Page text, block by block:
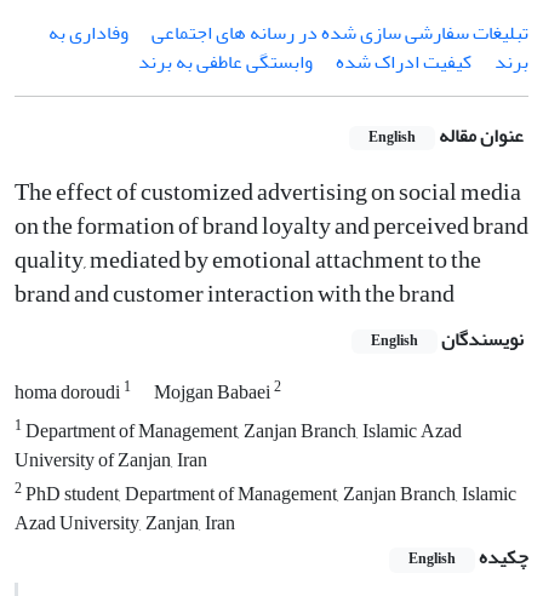
تبلیغات سفارشی سازی شده در رسانه های اجتماعی
وفاداری به
برند
کیفیت ادراک شده وابستگی عاطفی به برند
عنوان مقاله English
The effect of customized advertising on social media
on the formation of brand loyalty and perceived brand
quality, mediated by emotional attachment to the
brand and customer interaction with the brand
نویسندگان English
homa doroudi1 Mojgan Babaei2
1Department of Management, Zanjan Branch, Islamic Azad
University of Zanjan, Iran
2PhD student, Department of Management, Zanjan Branch, Islamic
Azad University, Zanjan, Iran
چکیده
English